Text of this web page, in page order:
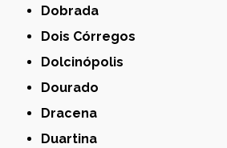
Dobrada
Dois Córregos
Dolcinópolis
Dourado
Dracena
Duartina